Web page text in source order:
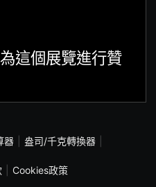
這個展覽進行贊
器
盎司/千克轉換器
Cookies政策